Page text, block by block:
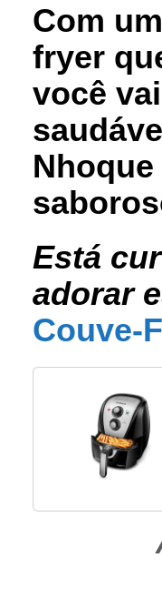
Com
fryer
você
Está
adorar
Couve-